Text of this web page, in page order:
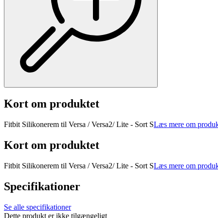
Kort om produktet
Fitbit Silikonerem til Versa / Versa2/ Lite - Sort SLæs mere om
Kort om produktet
Fitbit Silikonerem til Versa / Versa2/ Lite - Sort SLæs mere om
Specifikationer
Se alle specifikationer
Dette produkt er ikke tilgængeligt